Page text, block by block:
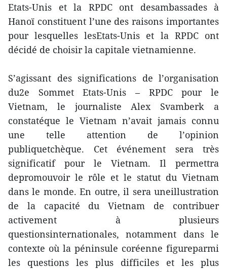
Etats-Unis et la RPDC ont desambassades à
Hanoï constituent l’une des raisons importantes
pour lesquelles lesEtats-Unis et la RPDC ont
décidé de choisir la capitale vietnamienne.
S’agissant des significations de l’organisation
du2e Sommet Etats-Unis – RPDC pour le
Vietnam, le journaliste Alex Svamberk a
constatéque le Vietnam n’avait jamais connu
une telle attention de l’opinion
publiquetchèque. Cet événement sera très
significatif pour le Vietnam. Il permettra
depromouvoir le rôle et le statut du Vietnam
dans le monde. En outre, il sera uneillustration
de la capacité du Vietnam de contribuer
activement à plusieurs
questionsinternationales, notamment dans le
contexte où la péninsule coréenne figureparmi
les questions les plus difficiles et les plus